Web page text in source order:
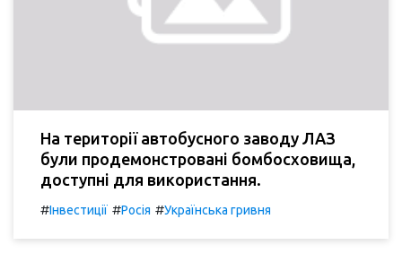
На території автобусного заводу ЛАЗ
були продемонстровані бомбосховища,
доступні для використання.
#Інвестиції #Росія #Українська гривня